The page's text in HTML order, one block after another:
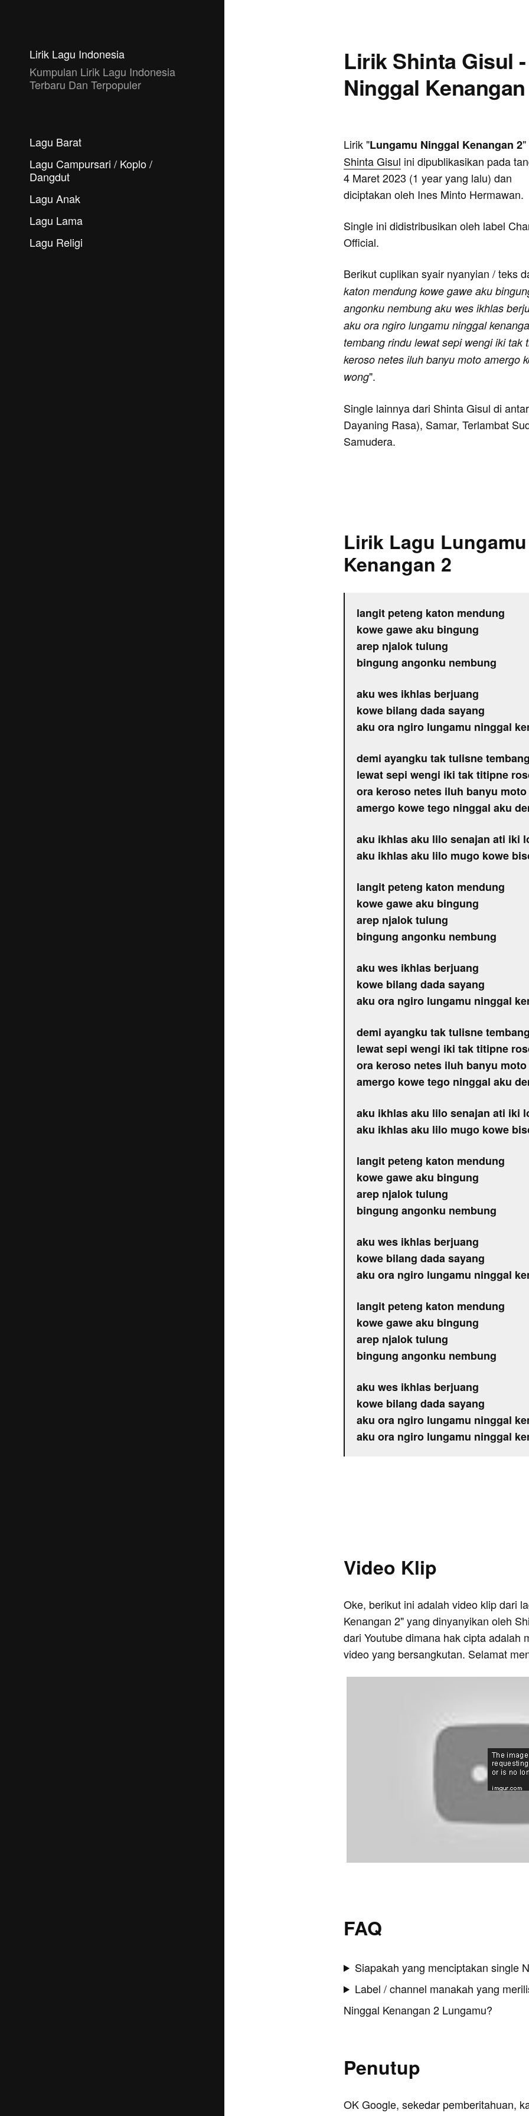
Lirik Lagu Indonesia
Kumpulan Lirik Lagu Indonesia
Terbaru Dan Terpopuler
Lagu Barat
Lagu Campursari / Koplo /
Dangdut
Lagu Anak
Lagu Lama
Lagu Religi
Lirik Shinta Gisul
Ninggal
Lirik "Lungamu Ninggal Kenangan 2
Shinta Gisul ini dipublikasikan pada
4 Maret 2023 (1 year yang lalu) dan
diciptakan oleh Ines Minto Hermawan.
Single ini didistribusikan oleh label
Official.
Berikut cuplikan syair nyanyian / teks
katon mendung kowe gawe aku
angonku nembung aku wes ikhlas
aku ora ngiro lungamu ninggal
tembang rindu lewat sepi wengi iki tak
keroso netes iluh banyu moto amergo
wong".
Single lainnya dari Shinta Gisul di
Dayaning Rasa), Samar, Terlambat
Samudera.
Lirik Lagu
Kenangan 2
langit peteng katon mendung
kowe gawe aku bingung
arep njalok tulung
bingung angonku nembung
aku wes ikhlas berjuang
kowe bilang dada sayang
aku ora ngiro lungamu ninggal
demi ayangku tak tulisne
lewat sepi wengi iki tak titipne
ora keroso netes iluh banyu moto
amergo kowe tego ninggal aku
aku ikhlas aku lilo senajan ati iki
aku ikhlas aku lilo mugo kowe
langit peteng katon mendung
kowe gawe aku bingung
arep njalok tulung
bingung angonku nembung
aku wes ikhlas berjuang
kowe bilang dada sayang
aku ora ngiro lungamu ninggal
demi ayangku tak tulisne
lewat sepi wengi iki tak titipne
ora keroso netes iluh banyu moto
amergo kowe tego ninggal aku
aku ikhlas aku lilo senajan ati iki
aku ikhlas aku lilo mugo kowe
langit peteng katon mendung
kowe gawe aku bingung
arep njalok tulung
bingung angonku nembung
aku wes ikhlas berjuang
kowe bilang dada sayang
aku ora ngiro lungamu ninggal
langit peteng katon mendung
kowe gawe aku bingung
arep njalok tulung
bingung angonku nembung
aku wes ikhlas berjuang
kowe bilang dada sayang
aku ora ngiro lungamu ninggal
aku ora ngiro lungamu ninggal
Video Klip
Oke, berikut ini adalah video klip dari
Kenangan 2" yang dinyanyikan oleh
dari Youtube dimana hak cipta adalah
video yang bersangkutan. Selamat
FAQ
Siapakah yang menciptakan single
Label / channel manakah yang
Ninggal Kenangan 2 Lungamu?
Penutup
OK Google, sekedar pemberitahuan,